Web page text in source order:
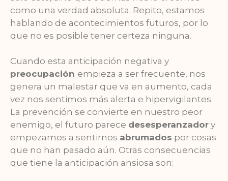
como una verdad absoluta. Repito, estamos
hablando de acontecimientos futuros, por lo
que no es posible tener certeza ninguna.
Cuando esta anticipación negativa y
preocupación empieza a ser frecuente, nos
genera un malestar que va en aumento, cada
vez nos sentimos más alerta e hipervigilantes.
La prevención se convierte en nuestro peor
enemigo, el futuro parece desesperanzador y
empezamos a sentirnos abrumados por cosas
que no han pasado aún. Otras consecuencias
que tiene la anticipación ansiosa son: